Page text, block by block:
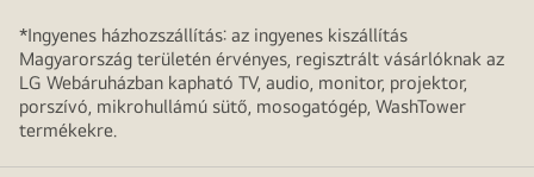
*Ingyenes házhozszállítás: az ingyenes kiszállítás
Magyarország területén érvényes, regisztrált vásárlóknak az
LG Webáruházban kapható TV, audio, monitor, projektor,
porszívó, mikrohullámú sütő, mosogatógép, WashTower
termékekre.